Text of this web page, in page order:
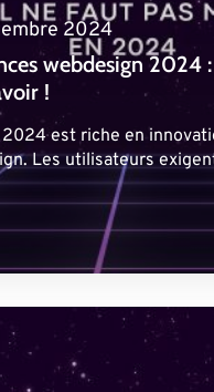
2024
webdesign 2024 :
!
2024 est riche en
Les utilisateurs